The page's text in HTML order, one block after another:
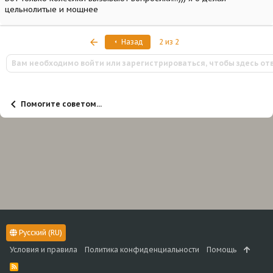
цельнолитые и мощнее
ПервыйНазад 2 из 2
Вам необходимо войти или зарегистрироваться, чтобы здесь
Помогите советом...
Русский (RU)
Условия и правила
Политика конфиденциальности Помощь
R